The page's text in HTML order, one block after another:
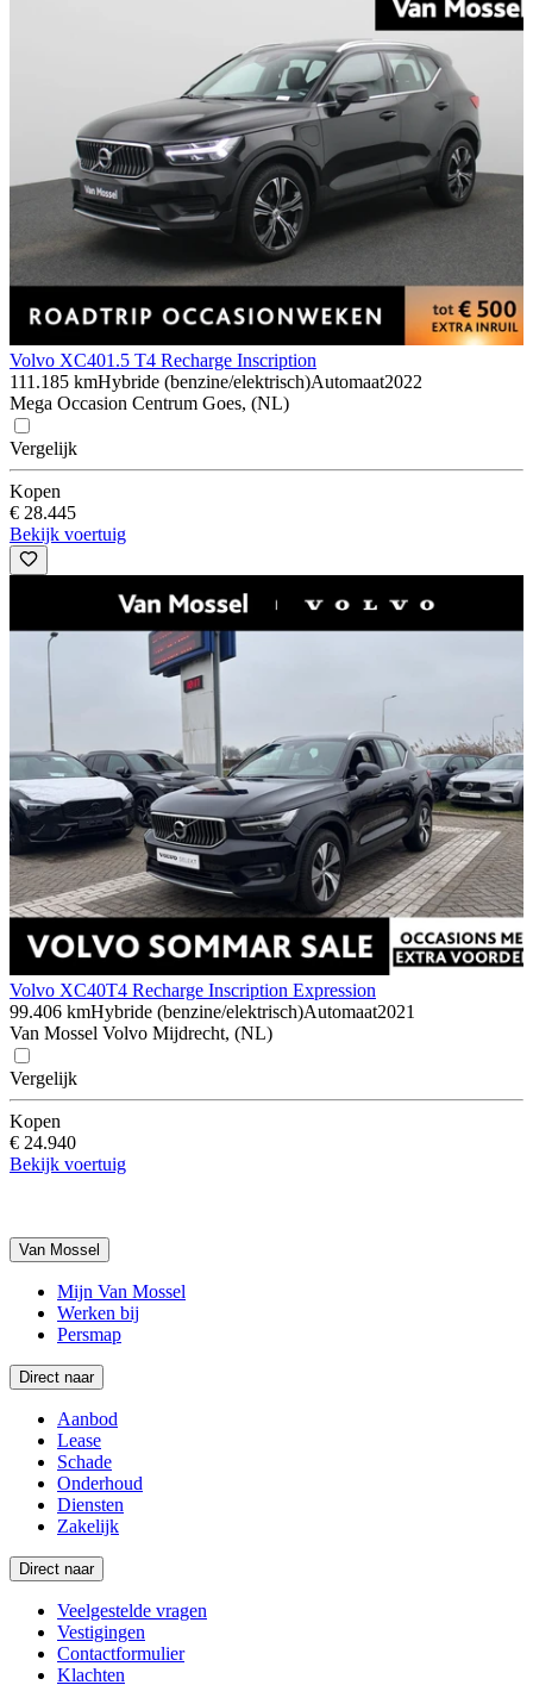
Volvo XC401.5 T4 Recharge Inscription
111.185 kmHybride (benzine/elektrisch)Automaat2022
Mega Occasion Centrum Goes, (NL)
Vergelijk
Kopen
€ 28.445
Bekijk voertuig
Volvo XC40T4 Recharge Inscription Expression
99.406 kmHybride (benzine/elektrisch)Automaat2021
Van Mossel Volvo Mijdrecht, (NL)
Vergelijk
Kopen
€ 24.940
Bekijk voertuig
Van Mossel
Mijn Van Mossel
Werken bij
Persmap
Direct naar
Aanbod
Lease
Schade
Onderhoud
Diensten
Zakelijk
Direct naar
Veelgestelde vragen
Vestigingen
Contactformulier
Klachten